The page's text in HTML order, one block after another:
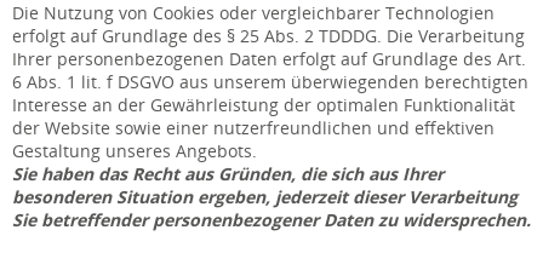
Die Nutzung von Cookies oder vergleichbarer Technologien
erfolgt auf Grundlage des § 25 Abs. 2 TDDDG. Die Verarbeitung
Ihrer personenbezogenen Daten erfolgt auf Grundlage des Art.
6 Abs. 1 lit. f DSGVO aus unserem überwiegenden berechtigten
Interesse an der Gewährleistung der optimalen Funktionalität
der Website sowie einer nutzerfreundlichen und effektiven
Gestaltung unseres Angebots.
Sie haben das Recht aus Gründen, die sich aus Ihrer
besonderen Situation ergeben, jederzeit dieser Verarbeitung
Sie betreffender personenbezogener Daten zu widersprechen.